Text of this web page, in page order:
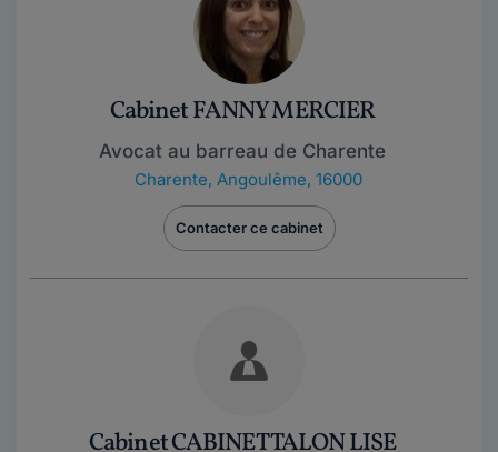
Cabinet FANNY MERCIER
Avocat au barreau de Charente
Charente, Angoulême, 16000
Contacter ce cabinet
Cabinet CABINET TALON LISE